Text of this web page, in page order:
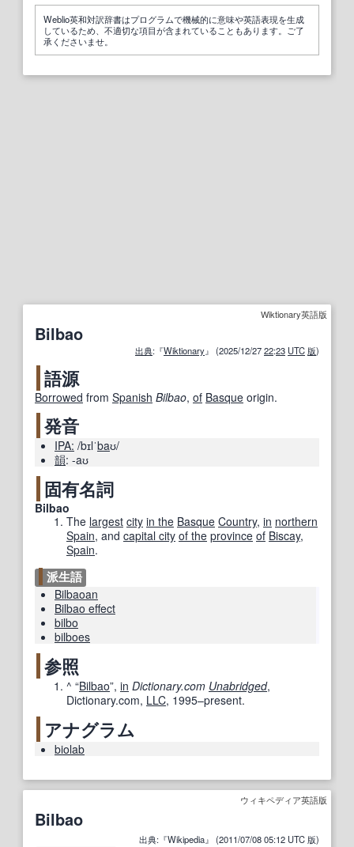
Weblio英和対訳辞書はプログラムで機械的に意味や英語表現を生成
しているため、不適切な項目が含まれていることもあります。ご了
承くださいませ。
Wiktionary英語版
Bilbao
出典:『Wiktionary』 (2025/12/2722:23 UTC 版)
語源
Borrowed from Spanish Bilbao, of Basque origin.
発音
IPA: /bɪlˈbaʊ/
韻: -aʊ
固有名詞
Bilbao
The largest city in the Basque Country, in northern
Spain, and capital city of the province of Biscay,
Spain.
派生語
Bilbaoan
Bilbao effect
bilbo
bilboes
参照
^ “Bilbao”, in Dictionary.com Unabridged,
Dictionary.com, LLC, 1995–present.
アナグラム
biolab
ウィキペディア英語版
Bilbao
出典:『Wikipedia』 (2011/07/08 05:12 UTC 版)